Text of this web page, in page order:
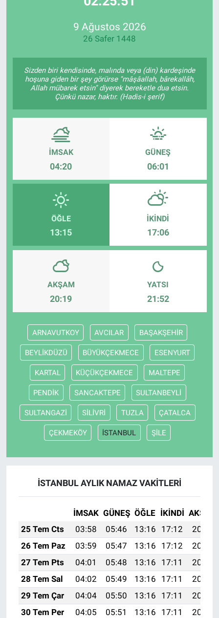
9 Ağustos 2026
26 Safer 1448
Sizden biri kendisinde, malında veya (din) kardeşinde
hoşuna giden bir şey görürse "mâşâallah, bârekallâh,
Allah mübarek etsin" diyerek bereketle dua etsin.
Çünkü nazar, haktır. (Hadis-i şerif)
İMSAK
04:20
GÜNEŞ
06:01
ÖĞLE
13:15
İKINDI
17:06
AKŞAM
20:19
YATSI
21:52
ARNAVUTKOY AVCILAR BAŞAKŞEHİR
BEYLİKDÜZÜ BÜYÜKÇEKMECE ESENYURT
KARTAL KÜÇÜKÇEKMECE MALTEPE
PENDİK SANCAKTEPE SULTANBEYLİ
SULTANGAZİ SİLİVRİ TUZLA ÇATALCA
ÇEKMEKÖY İSTANBUL ŞİLE
İSTANBUL AYLIK NAMAZ VAKITLERI
İMSAK GÜNEŞ ÖĞLE İKINDI AKŞAM
25 Tem Cts
03:58 05:46 13:16 17:12
20:35
26 Tem Paz
03:59 05:47 13:16 17:12
20:34
27 Tem Pts
04:01 05:48 13:16 17:11
20:33
28 Tem Sal
04:02 05:49 13:16 17:11
20:32
29 Tem Çar
04:04 05:50 13:16 17:11
20:31
30 Tem Per
04:05 05:51 13:16 17:11
20:30
Özel Haberler
Kadın
Erişim Bilgileri
Sağlık
Teknoloji
Ramazan